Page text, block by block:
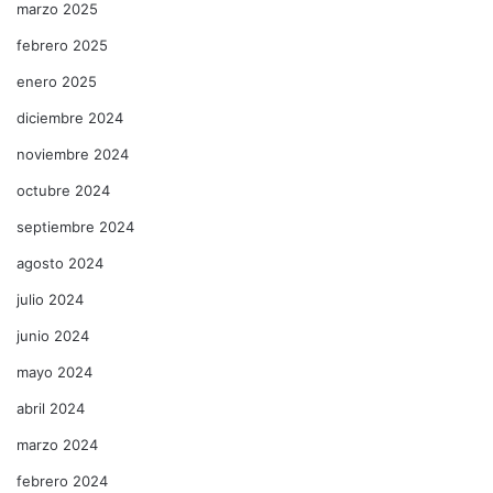
marzo 2025
febrero 2025
enero 2025
diciembre 2024
noviembre 2024
octubre 2024
septiembre 2024
agosto 2024
julio 2024
junio 2024
mayo 2024
abril 2024
marzo 2024
febrero 2024